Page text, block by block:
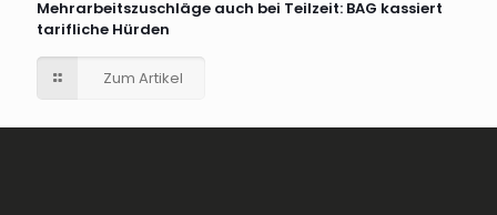
Mehrarbeitszuschläge auch bei Teilzeit: BAG kassiert
tarifliche Hürden
Zum Artikel